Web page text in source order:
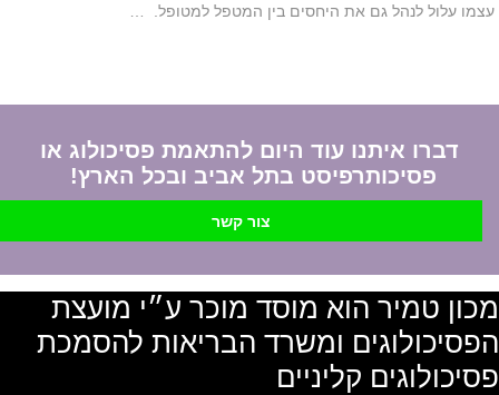
עצמו עלול לנהל גם את היחסים בין המטפל למטופל. …
דברו איתנו עוד היום להתאמת פסיכולוג או
פסיכותרפיסט בתל אביב ובכל הארץ!
צור קשר
מכון טמיר הוא מוסד מוכר ע״י מועצת
הפסיכולוגים ומשרד הבריאות להסמכת
פסיכולוגים קליניים